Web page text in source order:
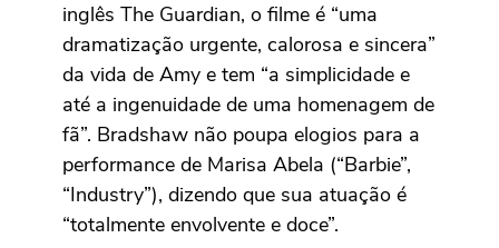
inglês The Guardian, o filme é “uma
dramatização urgente, calorosa e sincera”
da vida de Amy e tem “a simplicidade e
até a ingenuidade de uma homenagem de
fã”. Bradshaw não poupa elogios para a
performance de Marisa Abela (“Barbie”,
“Industry”), dizendo que sua atuação é
“totalmente envolvente e doce”.